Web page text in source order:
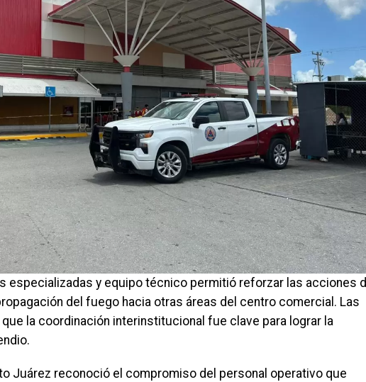
especializadas y equipo técnico permitió reforzar las acciones
del fuego hacia otras áreas del centro comercial. Las
la coordinación interinstitucional fue clave para lograr la
Juárez reconoció el compromiso del personal operativo que